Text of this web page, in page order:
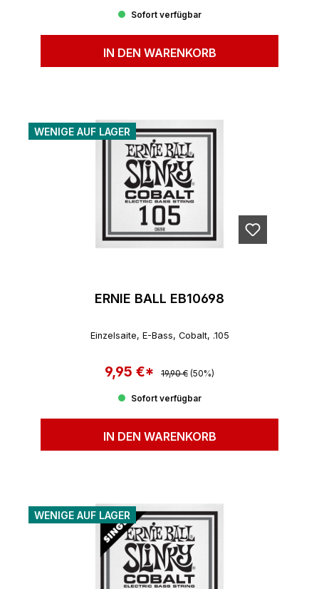
Sofort verfügbar
IN DEN WARENKORB
WENIGE AUF LAGER
ERNIE BALL EB10698
Einzelsaite, E-Bass, Cobalt, .105
Verkaufspreis:
9,95 €* Regulärer Preis:
19,90 € (50%)
Sofort verfügbar
IN DEN WARENKORB
WENIGE AUF LAGER